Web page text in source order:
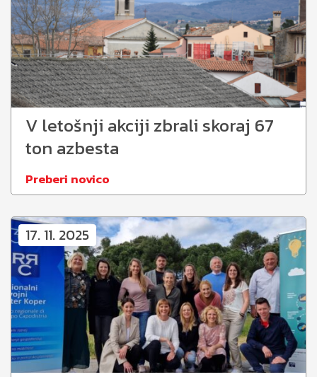
V letošnji akciji zbrali skoraj 67
ton azbesta
Preberi novico
17. 11. 2025